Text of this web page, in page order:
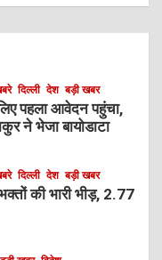
दिल्ली देश बड़ी खबर
पहला आवेदन पहुंचा,
ने भेजा बायोडाटा
दिल्ली देश बड़ी खबर
भक्तों की भारी भीड़, 2.77